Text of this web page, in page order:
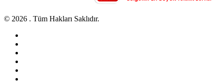
© 2026 . Tüm Hakları Saklıdır.